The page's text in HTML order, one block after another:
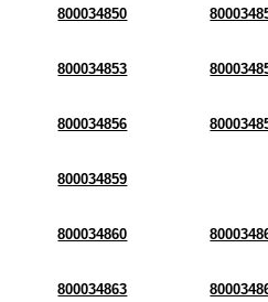
800034850
800034853
800034856
800034859
800034860
800034863